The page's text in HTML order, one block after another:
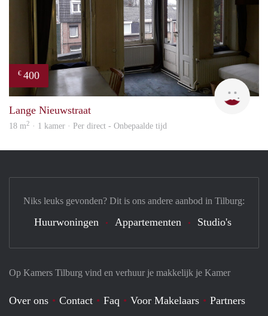
€ 400
Lizet
Lange Nieuwstraat
18 m2 · 1 kamer · Per direct - Onbepaalde tijd
Op Kamers Tilburg vind en verhuur je makkelijk je Kamer
Over ons Contact Faq Voor Makelaars Partners
Niks leuks gevonden? Dit is ons andere aanbod in Tilburg:
Huurwoningen Appartementen Studio's